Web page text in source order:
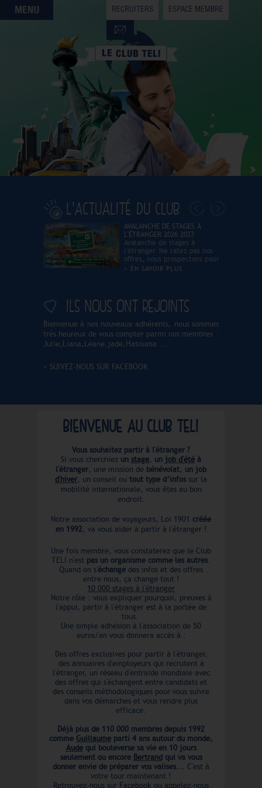
QUI SOMMES-NOUS
QUE CHERCHEZ-VOUS ?
NOS OFFRES PARTENAIRES
DEVENIR MEMBRE
RECRUITERS ESPACE MEMBRE
L'ACTUALITÉ DU CLUB
AVALANCHE DE STAGES À
L'ÉTRANGER 2026 2027
Avalanche de stages à
l'étranger. Ne ratez pas nos
offres, nous prospectons pour
vous dénicher les meilleures
dans plusieurs destinations
pour augmenter vos chances
n'hésitez pas à commencer
vos recherches le plus tôt
possible, des offres de stages
pour fin 2026 et le premier
ligne. DOMAINES
assurances, marketing,
humaines, jeux vidéo,
informatique, IA, DATA,
tourisme, hôtellerie et
restauration, santé,
pharmacie, soin, services à la
personne, animation, sport,
ONG, association, culture,
musée, galerie, festival,
transport, import export,
média, édition, start-up,
construction, bâtiment VRD,
architecture, médias sociaux,
commerce, mode, cinéma,
immobilier, conseils, gestion,
enseignement, formation,
biologie, physique,
mathématique, immobilier...
En anglais : Internships
abroad 2026 2027 ILS SONT
DEJA PARTIS ! Joséphine à
trouvé son stage à Madrid
dans l'événementiel et la
mode. Job d'été à Malte :
Lucie est arrivée ! Jules
Malte : entraineur d'art
martial dans un centre aéré
de foot Florian a reçu deux
propositions de stage au
Japon. Nisserine a trouvé
son stage en Irlande juste à
temps. Honorine va partir
en stage à Toronto
en Allemagne en une
semaine. Jeanne a trouvé
son stage en Espagne
Morgane va partir en job
d'été en Irlande Le email
de Lisa en direct d'Islande.
Stage ingénieur à l'étranger.
C'est tout bon pour Mathieu
EN SAVOIR PLUS
ILS NOUS ONT REJOINTS
Bienvenue à nos nouveaux adhérents, nous sommes
très heureux de vous compter parmi nos membres :
Julie,Liana,Léane,jade,Hatouma ...
SUIVEZ-NOUS SUR FACEBOOK
BIENVENUE AU CLUB TELI
Vous souhaitez partir à l'étranger ?
Si vous cherchiez un stage, un job d'été à
l'étranger, une mission de bénévolat, un job
d'hiver, un conseil ou tout type d’infos sur la
mobilité internationale, vous êtes au bon
endroit.
Notre association de voyageurs, Loi 1901 créée
en 1992, va vous aider à partir à l'étranger !
Une fois membre, vous constaterez que le Club
TELI n'est pas un organisme comme les autres.
Quand on s'échange des infos et des offres
entre nous, ça change tout !
10 000 stages à l'étranger
Notre rôle : vous expliquer pourquoi, preuves à
l'appui, partir à l'étranger est à la portée de
tous.
Une simple adhésion à l'association de 50
euros/an vous donnera accès à :
Des offres exclusives pour partir à l'étranger,
des annuaires d'employeurs qui recrutent à
l'étranger, un réseau d'entraide mondiale avec
des offres qui s'échangent entre candidats et
des conseils méthodologiques pour vous suivre
dans vos démarches et vous rendre plus
efficace.
Déjà plus de 110 000 membres depuis 1992
comme Guillaume parti 4 ans autour du monde,
Audequi bouleverse sa vie en 10 jours
seulement ou encore Bertrand qui va vous
donner envie de préparer vos valises... C'est à
votre tour maintenant !
Retrouvez-nous sur Facebook ou appelez-nous